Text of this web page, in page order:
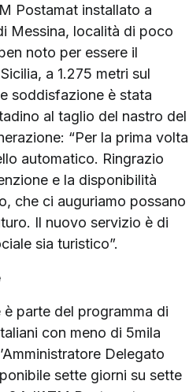
Postamat installato a
Messina, località di poco
noto per essere il
a 1.275 metri sul
soddisfazione è stata
al taglio del nastro del
“Per la prima volta
automatico. Ringrazio
e la disponibilità
che ci auguriamo possano
Il nuovo servizio è di
sia turistico”.
parte del programma di
con meno di 5mila
Delegato
sette giorni su sette